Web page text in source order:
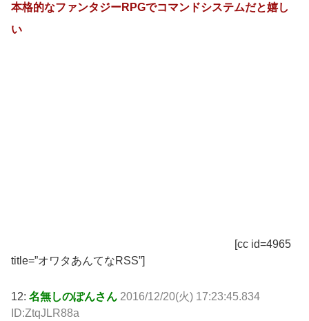
本格的なファンタジーRPGでコマンドシステムだと嬉し
い
[cc id=4965
title=”オワタあんてなRSS”]
12: 名無しのぽんさん 2016/12/20(火) 17:23:45.834
ID:ZtqJLR88a